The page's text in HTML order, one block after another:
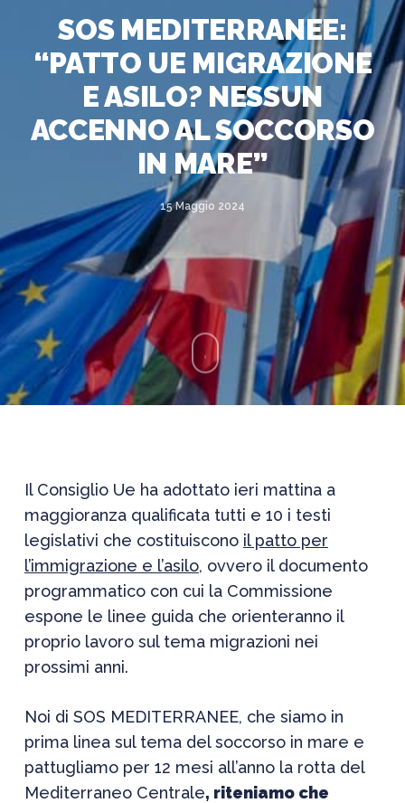
SOS MEDITERRANEE:
“PATTO UE MIGRAZIONE
E ASILO? NESSUN
ACCENNO AL SOCCORSO
IN MARE”
15 Maggio 2024
Il Consiglio Ue ha adottato ieri mattina a
maggioranza qualificata tutti e 10 i testi
legislativi che costituiscono il patto per
l’immigrazione e l’asilo, ovvero il documento
programmatico con cui la Commissione
espone le linee guida che orienteranno il
proprio lavoro sul tema migrazioni nei
prossimi anni.
Noi di SOS MEDITERRANEE, che siamo in
prima linea sul tema del soccorso in mare e
pattugliamo per 12 mesi all’anno la rotta del
Mediterraneo Centrale, riteniamo che